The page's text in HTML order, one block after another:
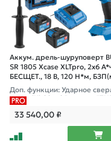
Аккум. дрель-шуруповерт
SR 1805 Xcase XLTpro, 2х6
БЕСЩЕТ., 18 В, 120 Н*м,
13 мм
Доп. функции: Ударное
е, "AntiKickback", режим
33 540,00₽